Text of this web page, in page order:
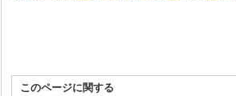
このページに関する